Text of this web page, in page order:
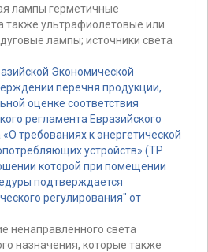
лампы герметичные
также ультрафиолетовые или
лампы; источники света
Экономической
перечня продукции,
оценке соответствия
регламента Евразийского
требованиях к энергетической
устройств» (ТР
которой при помещении
подтверждается
регулирования" от
ненаправленного света
назначения, которые также